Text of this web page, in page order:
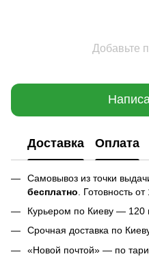
Добавьте
Доставка Оплата
Самовывоз из точки
бесплатно . Готовность
Курьером по Киеву — 120
Срочная доставка по
«Новой почтой» — по